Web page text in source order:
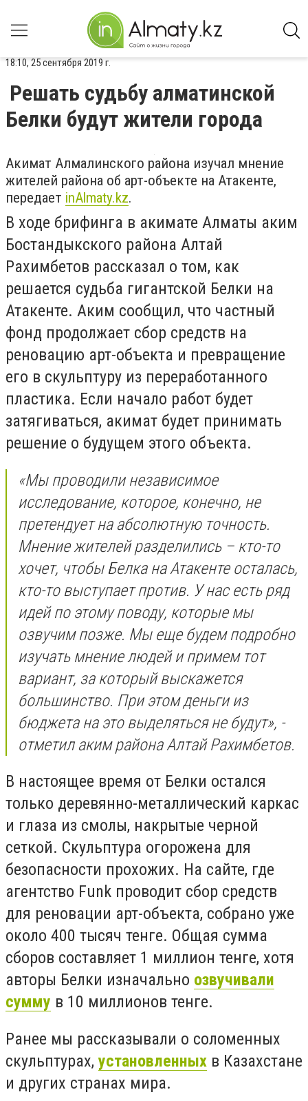
18:10, 25 сентября 2019 г.
Решать судьбу алматинской
Белки будут жители города
Акимат Алмалинского района изучал мнение
жителей района об арт-объекте на Атакенте,
передает inAlmaty.kz.
В ходе брифинга в акимате Алматы аким
Бостандыкского района Алтай
Рахимбетов рассказал о том, как
решается судьба гигантской Белки на
Атакенте. Аким сообщил, что частный
фонд продолжает сбор средств на
реновацию арт-объекта и превращение
его в скульптуру из переработанного
пластика. Если начало работ будет
затягиваться, акимат будет принимать
решение о будущем этого объекта.
«Мы проводили независимое
исследование, которое, конечно, не
претендует на абсолютную точность.
Мнение жителей разделились – кто-то
хочет, чтобы Белка на Атакенте осталась,
кто-то выступает против. У нас есть ряд
идей по этому поводу, которые мы
озвучим позже. Мы еще будем подробно
изучать мнение людей и примем тот
вариант, за который выскажется
большинство. При этом деньги из
бюджета на это выделяться не будут», -
отметил аким района Алтай Рахимбетов.
В настоящее время от Белки остался
только деревянно-металлический каркас
и глаза из смолы, накрытые черной
сеткой. Скульптура огорожена для
безопасности прохожих. На сайте, где
агентство Funk проводит сбор средств
для реновации арт-объекта, собрано уже
около 400 тысяч тенге. Общая сумма
сборов составляет 1 миллион тенге, хотя
авторы Белки изначально озвучивали
сумму в 10 миллионов тенге.
Ранее мы рассказывали о соломенных
скульптурах, установленных в Казахстане
и других странах мира.